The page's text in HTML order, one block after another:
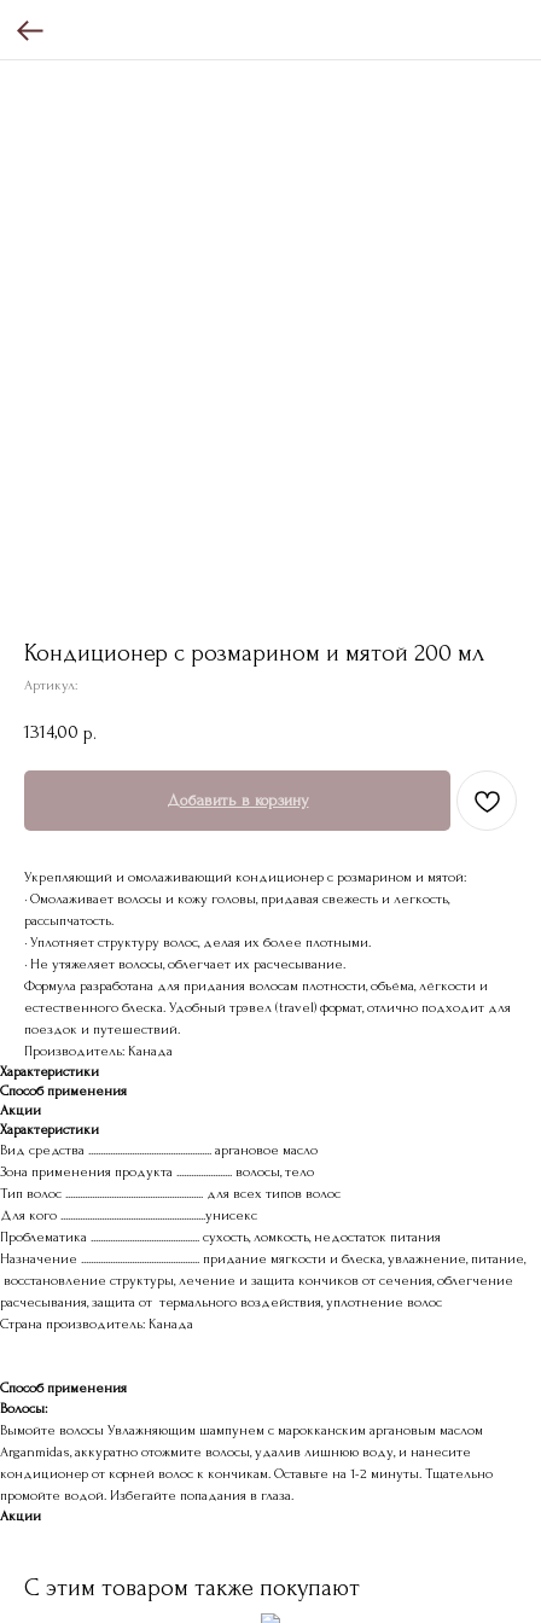
Кондиционер с розмарином и мятой 200 мл
Артикул:
1314,00 р.
Добавить в корзину
Укрепляющий и омолаживающий кондиционер с розмарином и мятой:
• Омолаживает волосы и кожу головы, придавая свежесть и легкость,
рассыпчатость.
• Уплотняет структуру волос, делая их более плотными.
• Не утяжеляет волосы, облегчает их расчесывание.
Формула разработана для придания волосам плотности, объёма, лёгкости и
естественного блеска. Удобный трэвел (travel) формат, отлично подходит для
поездок и путешествий.
Производитель: Канада
Характеристики
Способ применения
Акции
Характеристики
Вид средства ................................................... аргановое масло
Зона применения продукта ....................... волосы, тело
Тип волос ......................................................... для всех типов волос
Для кого ............................................................унисекс
Проблематика ............................................. сухость, ломкость, недостаток питания
Назначение ................................................. придание мягкости и блеска, увлажнение, питание,
восстановление структуры, лечение и защита кончиков от сечения, облегчение
расчесывания, защита от термального воздействия, уплотнение волос
Страна производитель: Канада
Способ применения
Волосы:
Вымойте волосы Увлажняющим шампунем с марокканским аргановым маслом
Arganmidas, аккуратно отожмите волосы, удалив лишнюю воду, и нанесите
кондиционер от корней волос к кончикам. Оставьте на 1-2 минуты. Тщательно
промойте водой. Избегайте попадания в глаза.
Акции
С этим товаром также покупают